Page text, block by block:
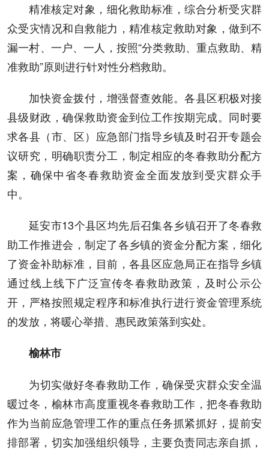
精准核定对象，细化救助标准，综合分析受灾群
众受灾情况和自救能力，精准核定救助对象，做到不
漏一村、一户、一人，按照“分类救助、重点救助、精
准救助”原则进行针对性分档救助。
加快资金拨付，增强督查效能。各县区积极对接
县级财政，确保救助资金到位工作按期完成。同时要
求各县（市、区）应急部门指导乡镇及时召开专题会
议研究，明确职责分工，制定相应的冬春救助分配方
案，确保中省冬春救助资金全面发放到受灾群众手
中。
延安市13个县区均先后召集各乡镇召开了冬春救
助工作推进会，制定了各乡镇的资金分配方案，细化
了资金补助标准，目前，各县区应急局正在指导乡镇
通过线上线下广泛宣传冬春救助政策，及时公示公
开，严格按照规定程序和标准执行进行资金管理系统
的发放，将暖心举措、惠民政策落到实处。
榆林市
为切实做好冬春救助工作，确保受灾群众安全温
暖过冬，榆林市高度重视冬春救助工作，把冬春救助
作为当前应急管理工作的重点任务抓紧抓好，提前安
排部署，切实加强组织领导，主要负责同志亲自抓，